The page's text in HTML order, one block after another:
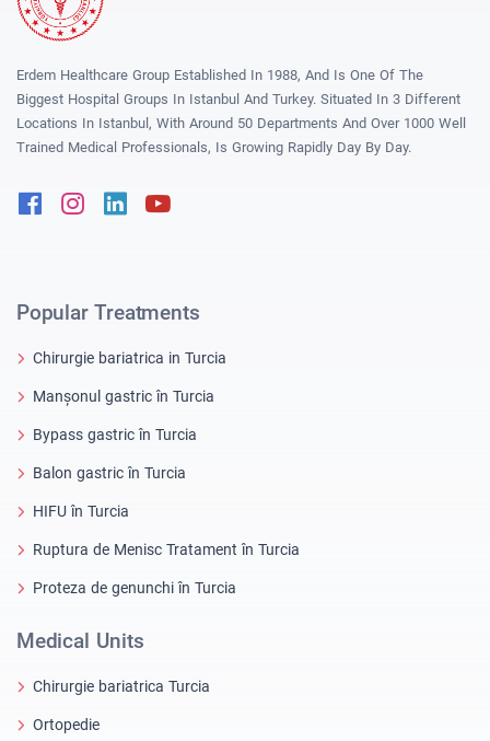
Erdem Healthcare Group Established In 1988, And Is One Of The
Biggest Hospital Groups In Istanbul And Turkey. Situated In 3 Different
Locations In Istanbul, With Around 50 Departments And Over 1000 Well
Trained Medical Professionals, Is Growing Rapidly Day By Day.
FacebookInstagram
Linkedin
Popular Treatments
Chirurgie bariatrica in Turcia
Manșonul gastric în Turcia
Bypass gastric în Turcia
Balon gastric în Turcia
HIFU în Turcia
Ruptura de Menisc Tratament în Turcia
Proteza de genunchi în Turcia
Medical Units
Chirurgie bariatrica Turcia
Ortopedie